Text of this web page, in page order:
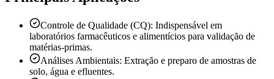
Controle de Qualidade (CQ): Indispensável em
laboratórios farmacêuticos e alimentícios para validação de
matérias-primas.
Análises Ambientais: Extração e preparo de amostras de
solo, água e efluentes.